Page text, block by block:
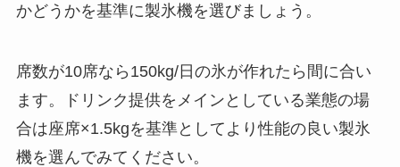
かどうかを基準に製氷機を選びましょう。
席数が10席なら150kg/日の氷が作れたら間に合い
ます。ドリンク提供をメインとしている業態の場
合は座席×1.5kgを基準としてより性能の良い製氷
機を選んでみてください。